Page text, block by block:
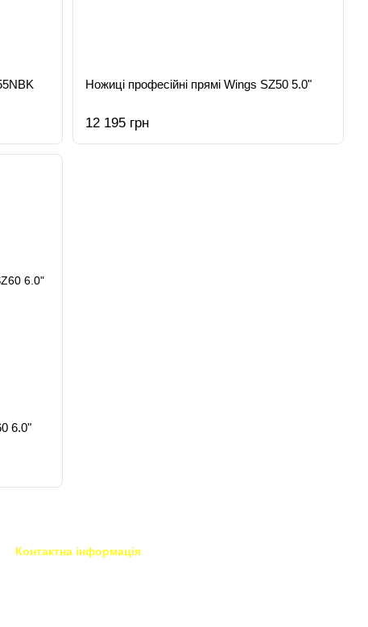
Ножиці професійні прямі Wings SZ50 5.0"
12 195 грн
6.0"
Контактна інформація